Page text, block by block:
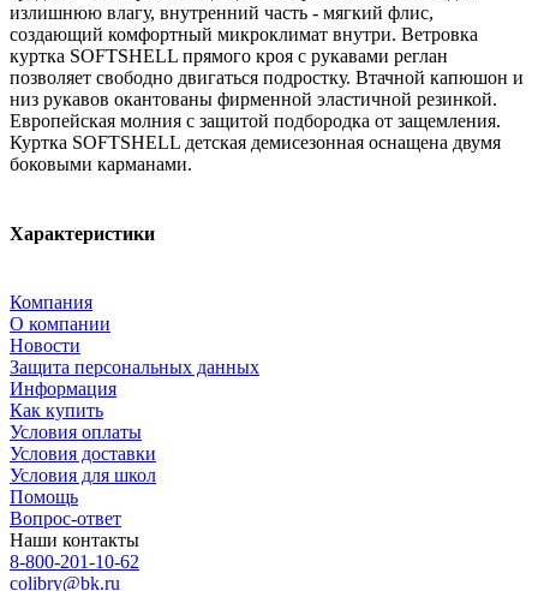
излишнюю влагу, внутренний часть - мягкий флис,
создающий комфортный микроклимат внутри. Ветровка
куртка SOFTSHELL прямого кроя с рукавами реглан
позволяет свободно двигаться подростку. Втачной капюшон и
низ рукавов окантованы фирменной эластичной резинкой.
Европейская молния с защитой подбородка от защемления.
Куртка SOFTSHELL детская демисезонная оснащена двумя
боковыми карманами.
Характеристики
Компания
О компании
Новости
Защита персональных данных
Информация
Как купить
Условия оплаты
Условия доставки
Условия для школ
Помощь
Вопрос-ответ
Наши контакты
8-800-201-10-62
colibry@bk.ru